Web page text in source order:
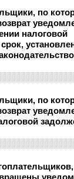
по
налоговой
срок,
по